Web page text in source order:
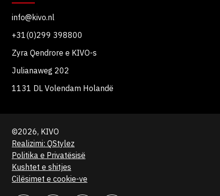
info@kivo.nl
+31(0)299 398800
Zyra Qendrore e KIVO-s
Julianaweg 202
1131 DL Volendam Holandë
©2026, KIVO
Realizimi: QStylez
Politika e Privatësisë
Kushtet e shitjes
Cilësimet e cookie-ve